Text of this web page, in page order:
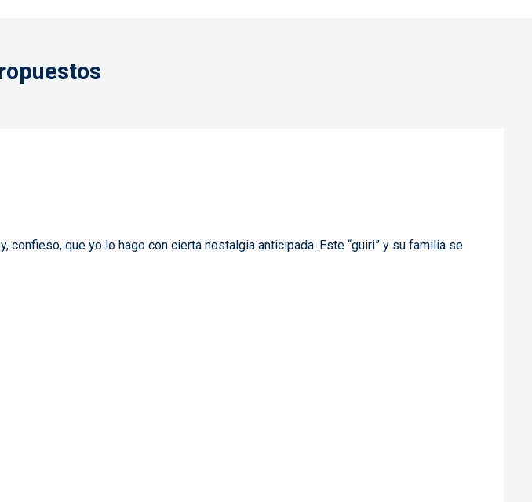
confieso, que yo lo hago con cierta nostalgia anticipada. Este “guiri” y su familia se